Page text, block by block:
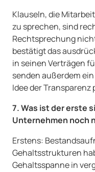
Klauseln, die
zu sprechen, sind
Rechtsprechung
bestätigt das
in seinen Verträgen
senden außerdem
Idee der Transparenz
7. Was ist der erste
Unternehmen noch
Erstens:
Gehaltsstrukturen
Gehaltsspanne in